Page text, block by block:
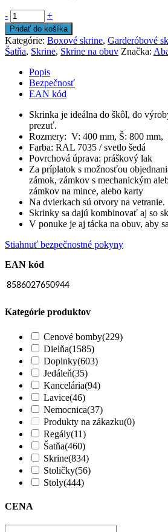
- +
Pridať do košíka
Kategórie: Boxové skrine, Garderóbové
Šatňa, Skrine, Skrine na obuv Značka:
Popis
Bezpečnosť
EAN kód
Skrinka je ideálna do škôl, do
prezuť.
Rozmery: V: 400 mm, Š: 800 mm,
Farba: RAL 7035 / svetlo šedá
Povrchová úprava: práškový lak
Za príplatok s možnosťou
zámok, zámkov s mechanickým
zámkov na mince, alebo karty
Na dvierkach sú otvory na vetranie.
Skrinky sa dajú kombinovať aj so
V ponuke je aj tácka na obuv, aby
Stiahnuť bezpečnostné pokyny
EAN kód
8586027650944
Kategórie produktov
Cenové bomby(229)
Dielňa(1585)
Doplnky(603)
Jedáleň(35)
Kancelária(94)
Lavice(46)
Nemocnica(37)
Produkty na zákazku(0)
Regály(11)
Šatňa(460)
Skrine(834)
Stoličky(56)
Stoly(444)
CENA